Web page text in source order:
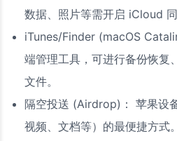
数据、照片等需开启 iCloud
iTunes/Finder (macOS
端管理工具，可进行备份恢复
文件。
隔空投送 (Airdrop)： 苹果设
视频、文档等）的最便捷方式。